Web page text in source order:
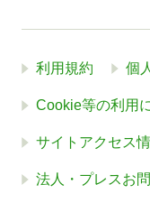
利用規約 個
Cookie等の利用
サイトアクセス
法人・プレスお